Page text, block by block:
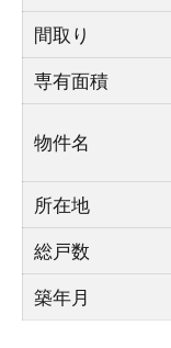
間取り
専有面積
物件名
所在地
総戸数
築年月